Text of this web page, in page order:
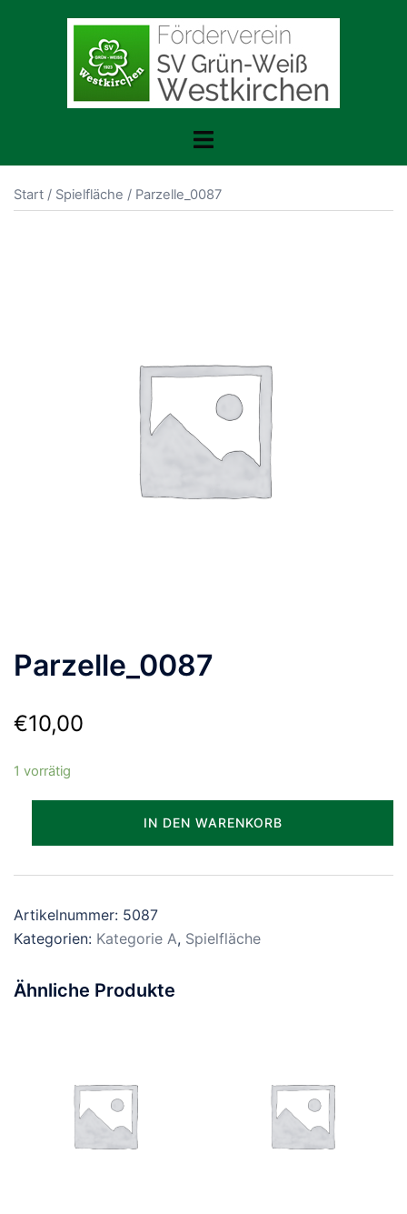
Menü
Start / Spielfläche / Parzelle_0087
Parzelle_0087
€10,00
1 vorrätig
IN DEN WARENKORB
Artikelnummer: 5087
Kategorien: Kategorie A, Spielfläche
Ähnliche Produkte